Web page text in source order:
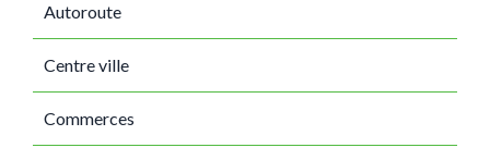
Autoroute
Centre ville
Commerces